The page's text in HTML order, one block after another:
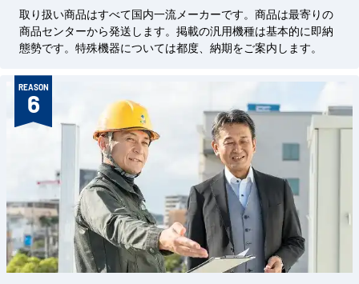
取り扱い商品はすべて国内一流メーカーです。商品は最寄りの
商品センターから発送します。掲載の汎用機種は基本的に即納
態勢です。特殊機器については都度、納期をご案内します。
REASON
6